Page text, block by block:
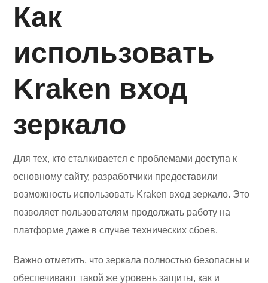
Как
использовать
Kraken вход
зеркало
Для тех, кто сталкивается с проблемами доступа к
основному сайту, разработчики предоставили
возможность использовать Kraken вход зеркало. Это
позволяет пользователям продолжать работу на
платформе даже в случае технических сбоев.
Важно отметить, что зеркала полностью безопасны и
обеспечивают такой же уровень защиты, как и